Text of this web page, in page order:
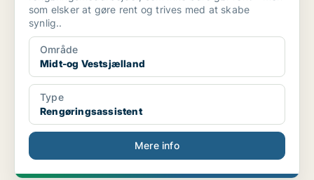
som elsker at gøre rent og trives med at skabe
synlig..
Område
Midt-og Vestsjælland
Type
Rengøringsassistent
Mere info